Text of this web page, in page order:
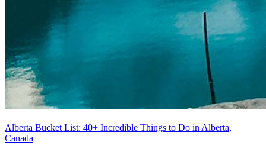
Alberta Bucket List: 40+ Incredible Things to Do in Alberta,
Canada